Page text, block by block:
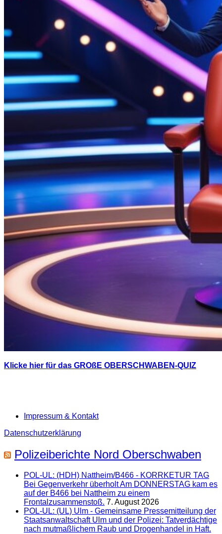
Klicke hier für das GROßE OBERSCHWABEN-QUIZ
Impressum & Kontakt
Datenschutzerklärung
Polizeiberichte Nord Oberschwaben
POL-UL: (HDH) Nattheim/B466 - KORRKETUR TAG
Bei Gegenverkehr überholt Am DONNERSTAG kam es
auf der B466 bei Nattheim zu einem
Frontalzusammenstoß. 7. August 2026
POL-UL: (UL) Ulm - Gemeinsame Pressemitteilung der
Staatsanwaltschaft Ulm und der Polizei: Tatverdächtige
nach mutmaßlichem Raub und Drogenhandel in Haft.